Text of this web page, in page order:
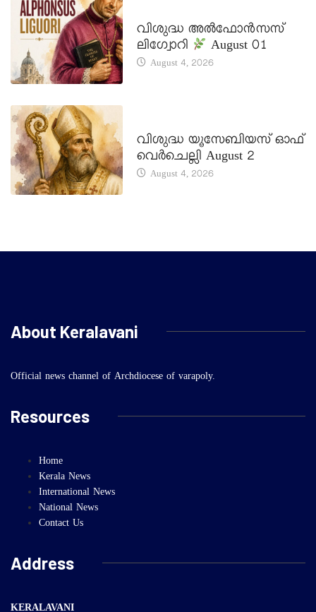
വിശുദ്ധ അൽഫോൻസസ്
ലിഗ്വോറി
August 01
August 4, 2026
വിശുദ്ധ യൂസേബിയസ് ഓഫ്
വെർചെല്ലി August 2
August 4, 2026
About Keralavani
Official news channel of Archdiocese of varapoly.
Resources
Home
Kerala News
International News
National News
Contact Us
Address
KERALAVANI